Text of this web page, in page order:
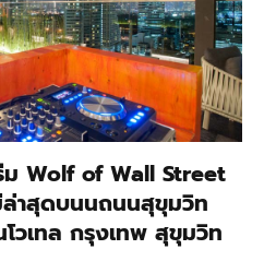
ม Wolf of Wall Street
าสุดบนนถนนสุขุมวิท
วเทล กรุงเทพ สุขุมวิท